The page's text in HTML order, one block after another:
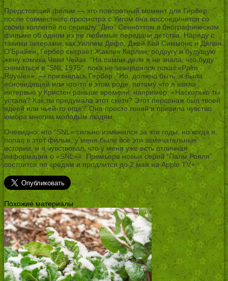
Предстоящий фильм — это поворотный момент для Гербер:
после совместного просмотра с Уигом она воссоединится со
своим коллегой по сериалу “Дно” Сенноттом в биографическом
фильме об одном из ее любимые передачи детства. Наряду с
такими актерами, как Уиллем Дефо, Джей Кей Симмонс и Дилан
О’Брайен, Гербер сыграет Жаклин Карлин, подругу и будущую
жену комика Чеви Чейза. “На самом деле я не знала, что буду
сниматься в ”SNL 1975″, пока не завершился показ «Palm
Royale»», — призналась Гербер. “Но, должно быть, я была
ясновидящей или что-то в этом роде, потому что я взяла
интервью у Кристен раньше времени, например: «Насколько ты
устала? Как ты придумала этот скетч? Этот персонаж был твоей
идеей или чьей-то еще?’ Она просто гений и привила чувство
юмора многим молодым людям.
Очевидно, что ”SNL» сильно изменился за эти годы, но когда я
попал в этот фильм, у меня были все эти замечательные
истории, и я чувствовал, что у меня уже есть отличная
информация о «SNL»». Премьера новых серий “Палм Рояля”
состоится по средам и продлится до 2 мая на Apple TV+.
Похожие материалы